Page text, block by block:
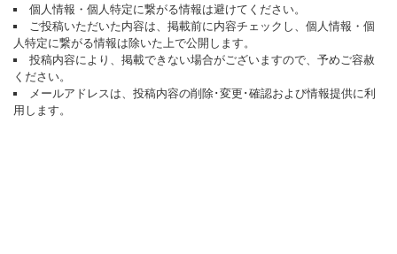
個人情報・個人特定に繋がる情報は避けてください。
ご投稿いただいた内容は、掲載前に内容チェックし、個人情報・個
人特定に繋がる情報は除いた上で公開します。
投稿内容により、掲載できない場合がございますので、予めご容赦
ください。
メールアドレスは、投稿内容の削除･変更･確認および情報提供に利
用します。